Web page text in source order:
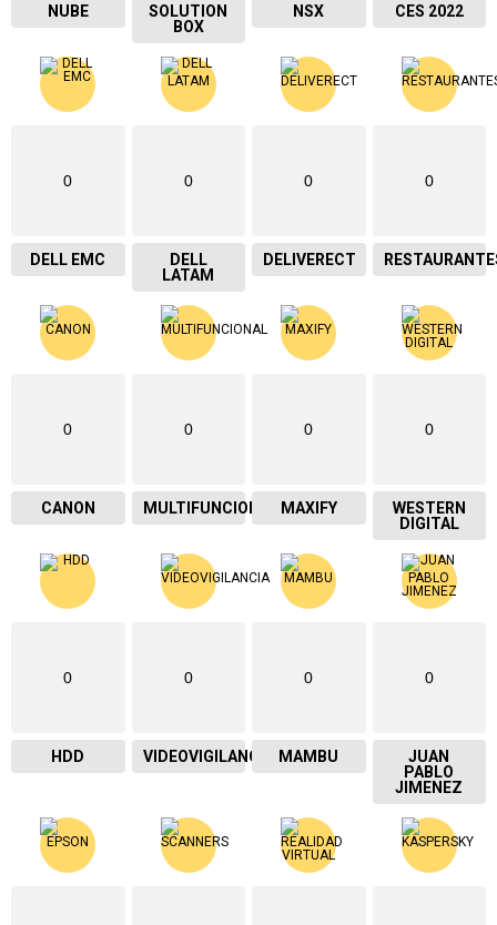
NUBE
SOLUTION
BOX
NSX CES 2022
0
DELL EMC
0
DELL
LATAM
0
DELIVERECT
0
0
CANON
0
MULTIFUNCIONAL
0
MAXIFY
0
WESTERN
DIGITAL
0
HDD
0
VIDEOVIGILANCIA
0
MAMBU
0
JUAN
PABLO
JIMENEZ